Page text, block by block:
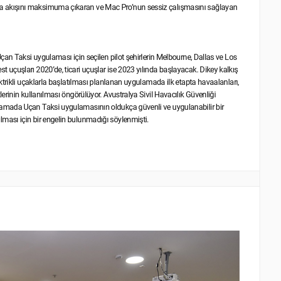
maksimuma çıkaran ve Mac Pro’nun sessiz çalışmasını sağlayan
Taksi uygulaması için seçilen pilot şehirlerin Melbourne, Dallas ve Los
uçuşları 2020’de, ticari uçuşlar ise 2023 yılında başlayacak. Dikey kalkış
uçaklarla başlatılması planlanan uygulamada ilk etapta havaalanları,
kullanılması öngörülüyor. Avustralya Sivil Havacılık Güvenliği
Uçan Taksi uygulamasının oldukça güvenli ve uygulanabilir bir
için bir engelin bulunmadığı söylenmişti.